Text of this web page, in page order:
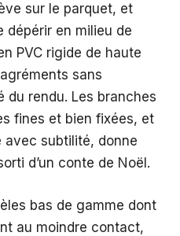
sur le parquet, et
dépérir en milieu de
PVC rigide de haute
sans
du rendu. Les branches
fines et bien fixées, et
avec subtilité, donne
d’un conte de Noël.
bas de gamme dont
au moindre contact,